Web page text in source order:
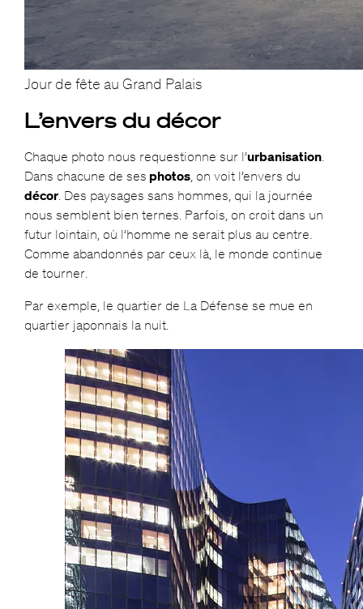
Jour de fête au Grand Palais
L’envers du décor
Chaque photo nous requestionne sur l’urbanisation.
Dans chacune de ses photos, on voit l’envers du
décor. Des paysages sans hommes, qui la journée
nous semblent bien ternes. Parfois, on croit dans un
futur lointain, où l’homme ne serait plus au centre.
Comme abandonnés par ceux là, le monde continue
de tourner.
Par exemple, le quartier de La Défense se mue en
quartier japonnais la nuit.